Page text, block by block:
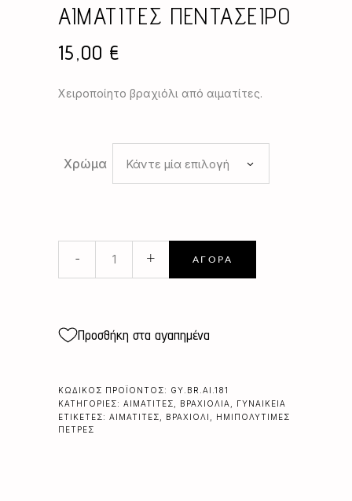
ΑΙΜΑΤΙΤΕΣ ΠΕΝΤΑΣΕΙΡΟ
15,00 €
Χειροποίητο βραχιόλι από αιματίτες.
Χρώμα Κάντε μία επιλογή
ΠΕΝΤΑΣΕΙΡΟ
- + ΑΓΟΡΆ
Προσθήκη στα αγαπημένα
ΚΩΔΙΚΌΣ ΠΡΟΪΌΝΤΟΣ: GY.BR.AI.181
ΚΑΤΗΓΟΡΊΕΣ: ΑΙΜΑΤΊΤΕΣ ΒΡΑΧΙΌΛΙΑ
ΓΥΝΑΙΚΕΊΑ
ΕΤΙΚΈΤΕΣ: ΑΙΜΑΤΊΤΕΣ ΒΡΑΧΙΌΛΙ
ΗΜΙΠΟΛΎΤΙΜΕΣ
ΠΈΤΡΕΣ